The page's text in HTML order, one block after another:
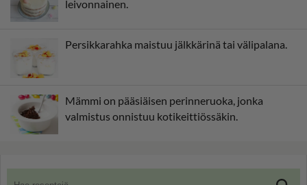
leivonnainen.
Persikkarahka maistuu jälkkärinä tai välipalana.
Mämmi on pääsiäisen perinneruoka, jonka
valmistus onnistuu kotikeittiössäkin.